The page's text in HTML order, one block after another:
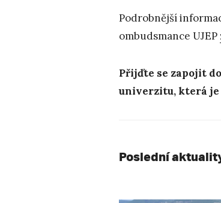
Podrobnější
ombudsmance UJEP
Přijďte se zapojit
univerzitu, která je
Poslední